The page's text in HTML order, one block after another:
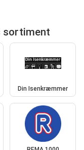
sortiment
Din Isenkræmmer